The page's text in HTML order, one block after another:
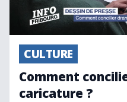
CULTURE
Comment
caricature ?